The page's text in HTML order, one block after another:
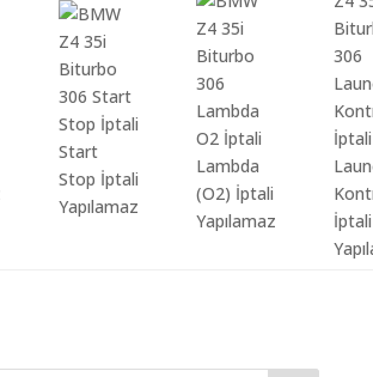
Start
Stop İptali
Yapılamaz
Lambda
(O2) İptali
Yapılamaz
İptali